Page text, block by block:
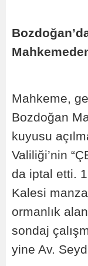
Mahkeme,
Bozdoğan
kuyusu
Valiliği’nin
da iptal etti.
Kalesi
ormanlık
sondaj
yine Av.